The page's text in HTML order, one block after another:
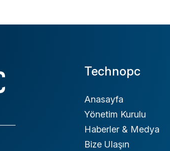
Technopc
Anasayfa
Yönetim Kurulu
Haberler & Medya
Bize Ulaşın